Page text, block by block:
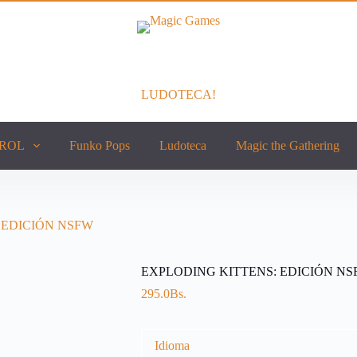
LUDOTECA!
Funko Pops Ludoteca Magic the Gathering
NSFW
EXPLODING KITTENS: EDICIÓN
295.0Bs.
Idioma